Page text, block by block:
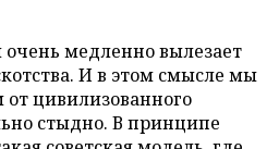
очень медленно вылезает
И в этом смысле мы
от цивилизованного
стыдно. В принципе